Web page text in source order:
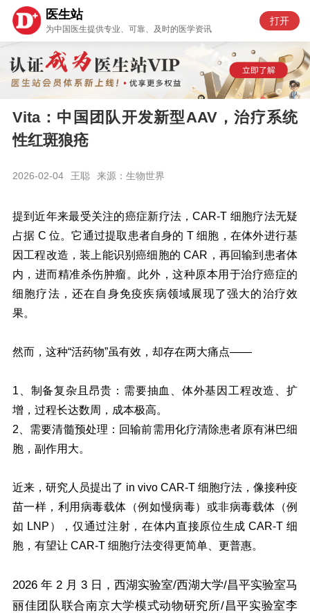
医生站
为中国医生提供专业、可靠、及时的医学资讯
打开
Vita：中国团队开发新型AAV，治疗系统
性红斑狼疮
2026-02-04 王聪 来源：生物世界
提到近年来最受关注的癌症新疗法，CAR-T 细胞疗法无疑
占据 C 位。它通过提取患者自身的 T 细胞，在体外进行基
因工程改造，装上能识别癌细胞的 CAR，再回输到患者体
内，进而精准杀伤肿瘤。此外，这种原本用于治疗癌症的
细胞疗法，还在自身免疫疾病领域展现了强大的治疗效
果。
然而，这种“活药物”虽有效，却存在两大痛点——
1、制备复杂且昂贵：需要抽血、体外基因工程改造、扩
增，过程长达数周，成本极高。
2、需要清髓预处理：回输前需用化疗清除患者原有淋巴细
胞，副作用大。
近来，研究人员提出了 in vivo CAR-T 细胞疗法，像接种疫
苗一样，利用病毒载体（例如慢病毒）或非病毒载体（例
如 LNP），仅通过注射，在体内直接原位生成 CAR-T 细
胞，有望让 CAR-T 细胞疗法变得更简单、更普惠。
2026 年 2 月 3 日，西湖实验室/西湖大学/昌平实验室马
丽佳团队联合南京大学模式动物研究所/昌平实验室李